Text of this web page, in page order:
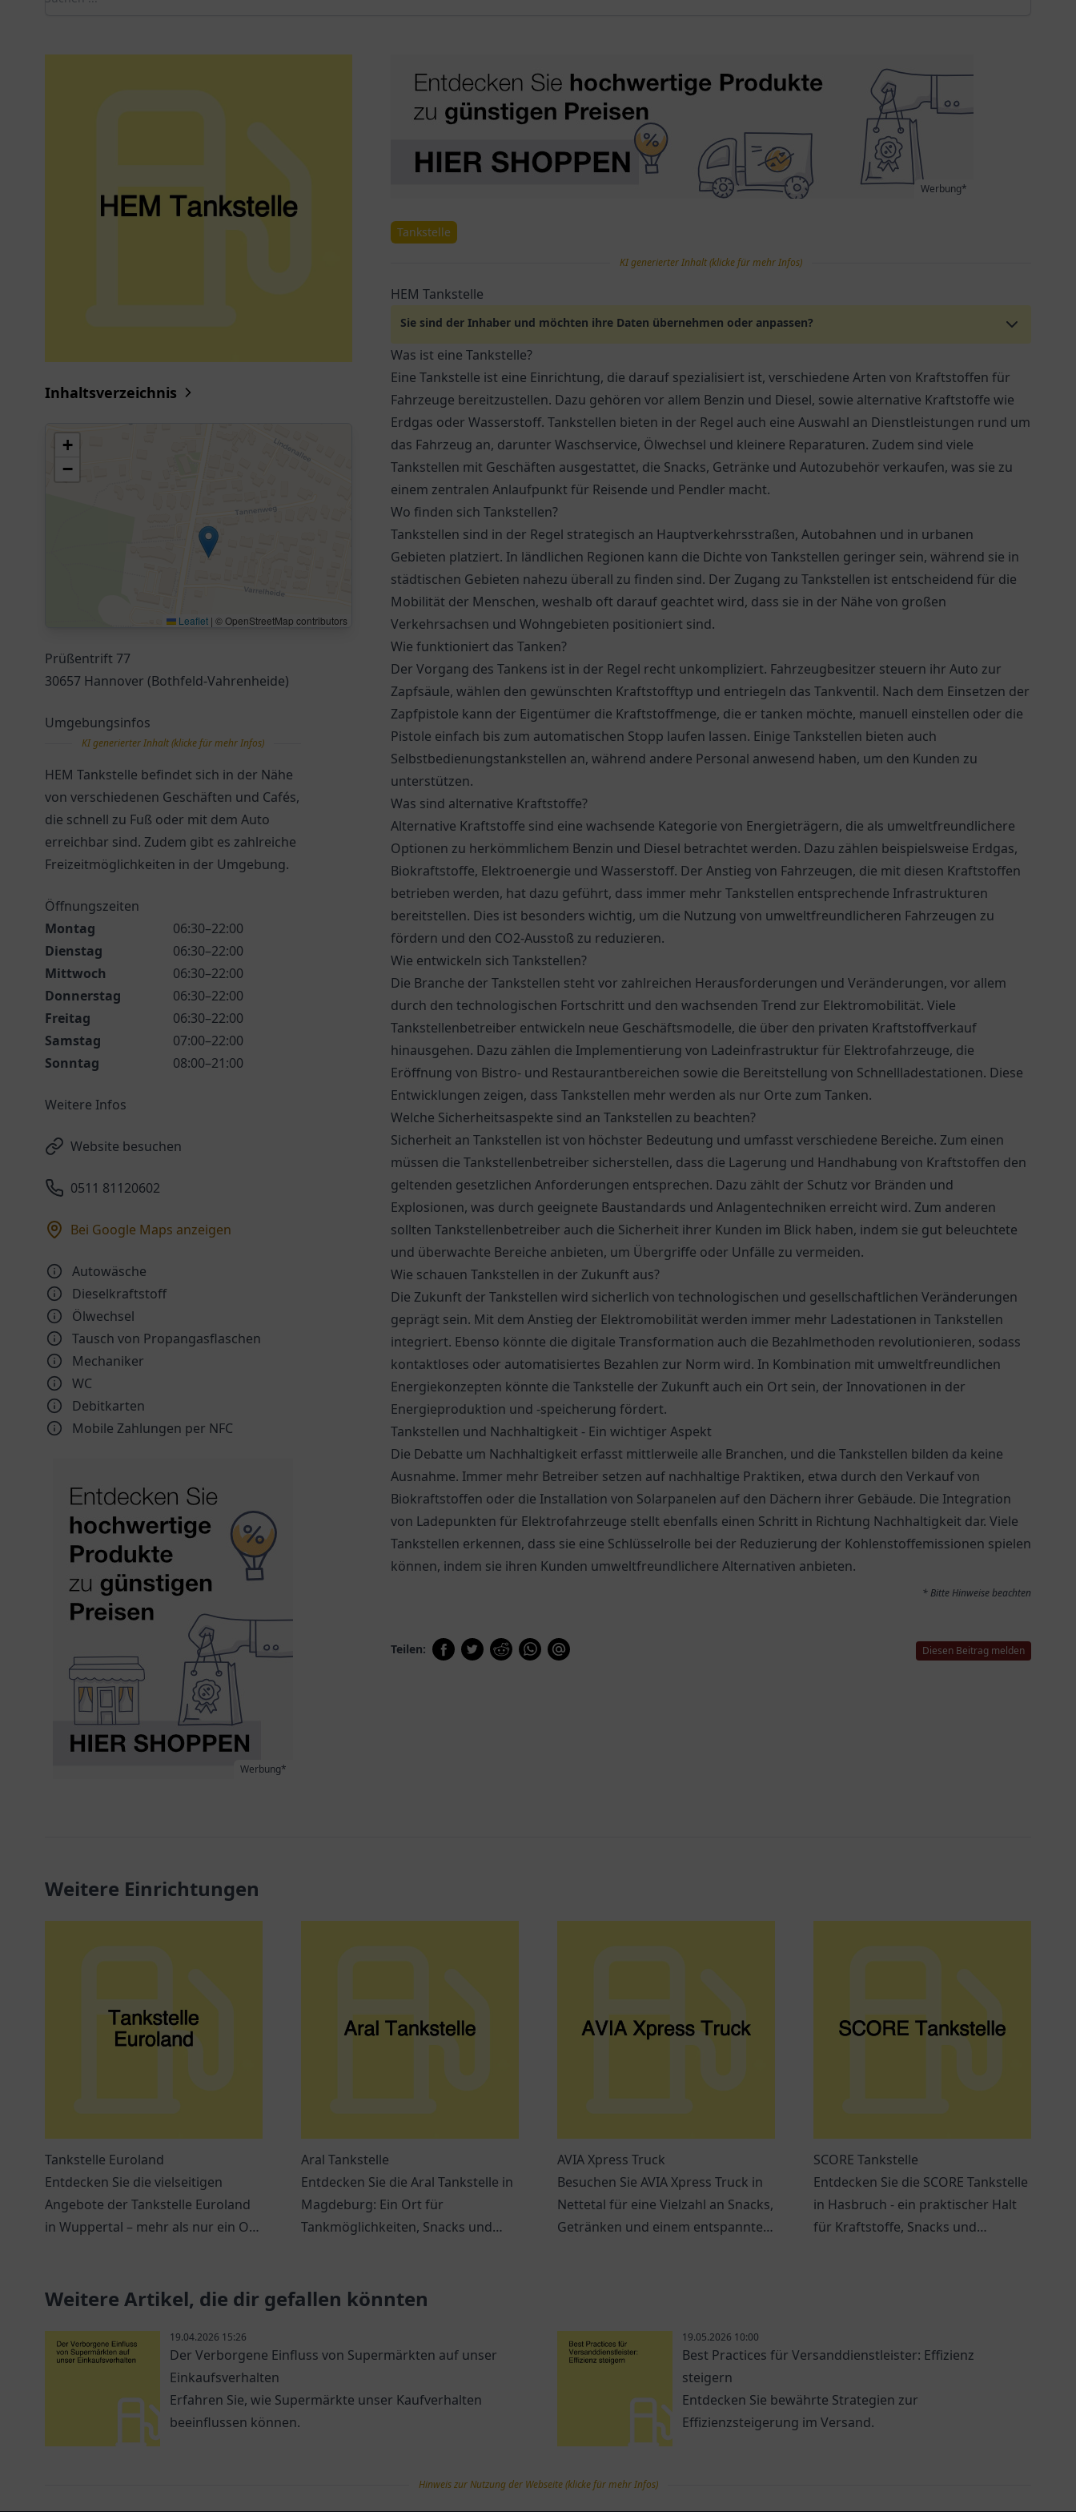
Inhaltsverzeichnis
+
−
Leaflet | © OpenStreetMap contributors
Prüßentrift 77
30657 Hannover (Bothfeld-Vahrenheide)
Umgebungsinfos
KI generierter Inhalt (klicke für mehr Infos)
HEM Tankstelle befindet sich in der Nähe
von verschiedenen Geschäften und Cafés,
die schnell zu Fuß oder mit dem Auto
erreichbar sind. Zudem gibt es zahlreiche
Freizeitmöglichkeiten in der Umgebung.
Öffnungszeiten
Montag
06:30–22:00
Dienstag
06:30–22:00
Mittwoch
06:30–22:00
Donnerstag
06:30–22:00
Freitag
06:30–22:00
Samstag
07:00–22:00
Sonntag
08:00–21:00
Weitere Infos
Website besuchen
0511 81120602
Bei Google Maps anzeigen
Autowäsche
Dieselkraftstoff
Ölwechsel
Tausch von Propangasflaschen
Mechaniker
WC
Debitkarten
Mobile Zahlungen per NFC
Werbung*
Werbung*
Tankstelle
KI generierter Inhalt (klicke für mehr Infos)
HEM Tankstelle
Sie sind der Inhaber und möchten ihre Daten übernehmen oder anpassen?
Was ist eine Tankstelle?
Eine Tankstelle ist eine Einrichtung, die darauf spezialisiert ist, verschiedene Arten von Kraftstoffen für
Fahrzeuge bereitzustellen. Dazu gehören vor allem Benzin und Diesel, sowie alternative Kraftstoffe wie
Erdgas oder Wasserstoff. Tankstellen bieten in der Regel auch eine Auswahl an Dienstleistungen rund um
das Fahrzeug an, darunter Waschservice, Ölwechsel und kleinere Reparaturen. Zudem sind viele
Tankstellen mit Geschäften ausgestattet, die Snacks, Getränke und Autozubehör verkaufen, was sie zu
einem zentralen Anlaufpunkt für Reisende und Pendler macht.
Wo finden sich Tankstellen?
Tankstellen sind in der Regel strategisch an Hauptverkehrsstraßen, Autobahnen und in urbanen
Gebieten platziert. In ländlichen Regionen kann die Dichte von Tankstellen geringer sein, während sie in
städtischen Gebieten nahezu überall zu finden sind. Der Zugang zu Tankstellen ist entscheidend für die
Mobilität der Menschen, weshalb oft darauf geachtet wird, dass sie in der Nähe von großen
Verkehrsachsen und Wohngebieten positioniert sind.
Wie funktioniert das Tanken?
Der Vorgang des Tankens ist in der Regel recht unkompliziert. Fahrzeugbesitzer steuern ihr Auto zur
Zapfsäule, wählen den gewünschten Kraftstofftyp und entriegeln das Tankventil. Nach dem Einsetzen der
Zapfpistole kann der Eigentümer die Kraftstoffmenge, die er tanken möchte, manuell einstellen oder die
Pistole einfach bis zum automatischen Stopp laufen lassen. Einige Tankstellen bieten auch
Selbstbedienungstankstellen an, während andere Personal anwesend haben, um den Kunden zu
unterstützen.
Was sind alternative Kraftstoffe?
Alternative Kraftstoffe sind eine wachsende Kategorie von Energieträgern, die als umweltfreundlichere
Optionen zu herkömmlichem Benzin und Diesel betrachtet werden. Dazu zählen beispielsweise Erdgas,
Biokraftstoffe, Elektroenergie und Wasserstoff. Der Anstieg von Fahrzeugen, die mit diesen Kraftstoffen
betrieben werden, hat dazu geführt, dass immer mehr Tankstellen entsprechende Infrastrukturen
bereitstellen. Dies ist besonders wichtig, um die Nutzung von umweltfreundlicheren Fahrzeugen zu
fördern und den CO2-Ausstoß zu reduzieren.
Wie entwickeln sich Tankstellen?
Die Branche der Tankstellen steht vor zahlreichen Herausforderungen und Veränderungen, vor allem
durch den technologischen Fortschritt und den wachsenden Trend zur Elektromobilität. Viele
Tankstellenbetreiber entwickeln neue Geschäftsmodelle, die über den privaten Kraftstoffverkauf
hinausgehen. Dazu zählen die Implementierung von Ladeinfrastruktur für Elektrofahrzeuge, die
Eröffnung von Bistro- und Restaurantbereichen sowie die Bereitstellung von Schnellladestationen. Diese
Entwicklungen zeigen, dass Tankstellen mehr werden als nur Orte zum Tanken.
Welche Sicherheitsaspekte sind an Tankstellen zu beachten?
Sicherheit an Tankstellen ist von höchster Bedeutung und umfasst verschiedene Bereiche. Zum einen
müssen die Tankstellenbetreiber sicherstellen, dass die Lagerung und Handhabung von Kraftstoffen den
geltenden gesetzlichen Anforderungen entsprechen. Dazu zählt der Schutz vor Bränden und
Explosionen, was durch geeignete Baustandards und Anlagentechniken erreicht wird. Zum anderen
sollten Tankstellenbetreiber auch die Sicherheit ihrer Kunden im Blick haben, indem sie gut beleuchtete
und überwachte Bereiche anbieten, um Übergriffe oder Unfälle zu vermeiden.
Wie schauen Tankstellen in der Zukunft aus?
Die Zukunft der Tankstellen wird sicherlich von technologischen und gesellschaftlichen Veränderungen
geprägt sein. Mit dem Anstieg der Elektromobilität werden immer mehr Ladestationen in Tankstellen
integriert. Ebenso könnte die digitale Transformation auch die Bezahlmethoden revolutionieren, sodass
kontaktloses oder automatisiertes Bezahlen zur Norm wird. In Kombination mit umweltfreundlichen
Energiekonzepten könnte die Tankstelle der Zukunft auch ein Ort sein, der Innovationen in der
Energieproduktion und -speicherung fördert.
Tankstellen und Nachhaltigkeit - Ein wichtiger Aspekt
Die Debatte um Nachhaltigkeit erfasst mittlerweile alle Branchen, und die Tankstellen bilden da keine
Ausnahme. Immer mehr Betreiber setzen auf nachhaltige Praktiken, etwa durch den Verkauf von
Biokraftstoffen oder die Installation von Solarpanelen auf den Dächern ihrer Gebäude. Die Integration
von Ladepunkten für Elektrofahrzeuge stellt ebenfalls einen Schritt in Richtung Nachhaltigkeit dar. Viele
Tankstellen erkennen, dass sie eine Schlüsselrolle bei der Reduzierung der Kohlenstoffemissionen spielen
können, indem sie ihren Kunden umweltfreundlichere Alternativen anbieten.
* Bitte Hinweise beachten
Teilen: Diesen Beitrag melden
Weitere Einrichtungen
Tankstelle Euroland
Entdecken Sie die vielseitigen
Angebote der Tankstelle Euroland
in Wuppertal – mehr als nur ein Ort
Aral Tankstelle
Entdecken Sie die Aral Tankstelle in
Magdeburg: Ein Ort für
Tankmöglichkeiten, Snacks und
AVIA Xpress Truck
Besuchen Sie AVIA Xpress Truck in
Nettetal für eine Vielzahl an Snacks,
Getränken und einem entspannten
SCORE Tankstelle
Entdecken Sie die SCORE Tankstelle
in Hasbruch - ein praktischer Halt
für Kraftstoffe, Snacks und
Weitere Artikel, die dir gefallen könnten
19.04.2026 15:26
Der Verborgene Einfluss von Supermärkten auf unser
Einkaufsverhalten
Erfahren Sie, wie Supermärkte unser Kaufverhalten
beeinflussen können.
19.05.2026 10:00
Best Practices für Versanddienstleister: Effizienz
steigern
Entdecken Sie bewährte Strategien zur
Effizienzsteigerung im Versand.
Hinweis zur Nutzung der Webseite (klicke für mehr Infos)